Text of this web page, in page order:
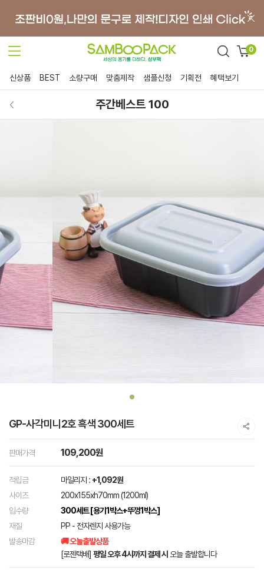
0
신상품 BEST 소량구매 맞춤제작 샘플신청 기획전 혜택보기
주간베스트 100
GP-사각미니2호 흑색 300세트
판매가격 109,200원
적립금 마일리지 : +1,092원
사이즈
200x155xh70mm (1200ml)
입수량
300세트 [용기1박스+뚜껑1박스]
재질
PP - 전자렌지 사용가능
발송마감
🚚 오늘출발상품
[로젠택배] 평일 오후 4시까지 결제 시 오늘 출발합니다